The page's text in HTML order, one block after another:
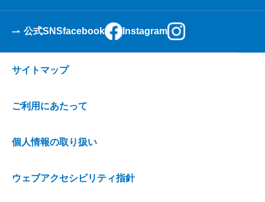
公式SNSfacebook Instagram
サイトマップ
ご利用にあたって
個人情報の取り扱い
ウェブアクセシビリティ指針